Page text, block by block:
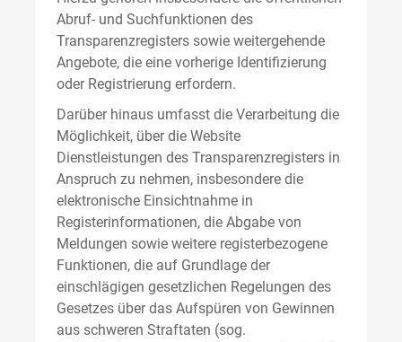
Abruf- und Suchfunktionen des
Transparenzregisters sowie weitergehende
Angebote, die eine vorherige Identifizierung
oder Registrierung erfordern.
Darüber hinaus umfasst die Verarbeitung die
Möglichkeit, über die Website
Dienstleistungen des Transparenzregisters in
Anspruch zu nehmen, insbesondere die
elektronische Einsichtnahme in
Registerinformationen, die Abgabe von
Meldungen sowie weitere registerbezogene
Funktionen, die auf Grundlage der
einschlägigen gesetzlichen Regelungen des
Gesetzes über das Aufspüren von Gewinnen
aus schweren Straftaten (sog.